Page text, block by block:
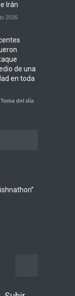
Irán
2026
de una
en toda
Tema del día
que un
el